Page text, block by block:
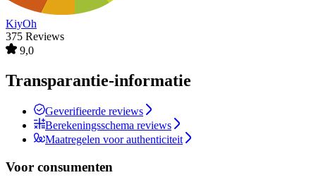
KiyOh
375 Reviews
9,0
Transparantie-informatie
Geverifieerde reviews
Berekeningsschema reviews
Maatregelen voor authenticiteit
Voor consumenten